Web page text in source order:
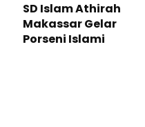
SD Islam Athirah
Makassar Gelar
Porseni Islami